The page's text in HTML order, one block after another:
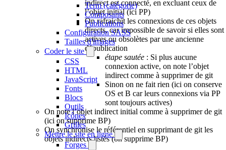
Term (catégorie)
Composants
Publications
Configuration SASS
Tailles d'images
Coder le site
CSS
HTML
JavaScript
Fonts
Blocs
Outils
Icônes
Grilles
Mettre le site en ligne
Forges
indirect est connecté, en excluant ceux de
l’objet initial (ici PP)
On rafraichît les connexions de ces objets
directs, car impossible de savoir si elles sont
actives ou obsolètes par une ancienne
dépublication
étape sautée : Si plus aucune
connexion active, on note l’objet
indirect comme à supprimer de git
Sinon on ne fait rien (ici on conserve
OS et B car leurs connexions via PP
sont toujours actives)
On note l’objet indirect initial comme à supprimer de git
(ici on supprime BP)
On synchronise le référentiel en supprimant de git les
objets indirects listés (on supprime BP)